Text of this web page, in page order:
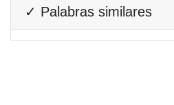
✓ Palabras similares